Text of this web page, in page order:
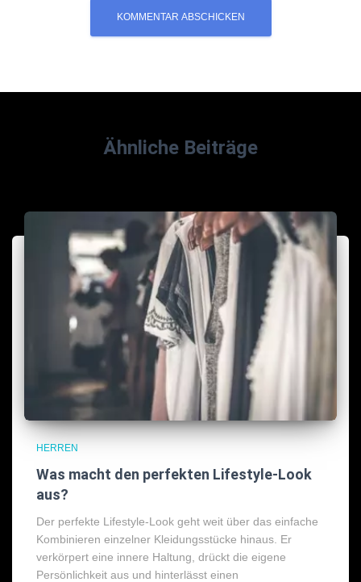
Ähnliche Beiträge
HERREN
Was macht den perfekten Lifestyle-Look
aus?
Der perfekte Lifestyle-Look geht weit über das einfache
Kombinieren einzelner Kleidungsstücke hinaus. Er
verkörpert eine innere Haltung, drückt die eigene
Persönlichkeit aus und hinterlässt einen